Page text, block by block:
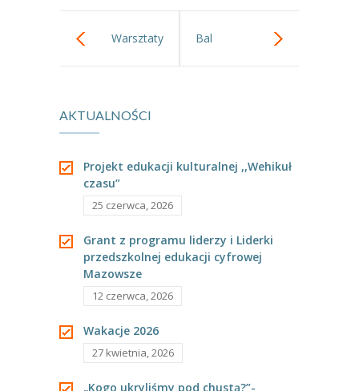
Warsztaty Bal
AKTUALNOŚCI
Projekt edukacji kulturalnej ,,Wehikuł
czasu”
25 czerwca, 2026
Grant z programu liderzy i Liderki
przedszkolnej edukacji cyfrowej
Mazowsze
12 czerwca, 2026
Wakacje 2026
27 kwietnia, 2026
„Kogo ukryliśmy pod chustą?”-